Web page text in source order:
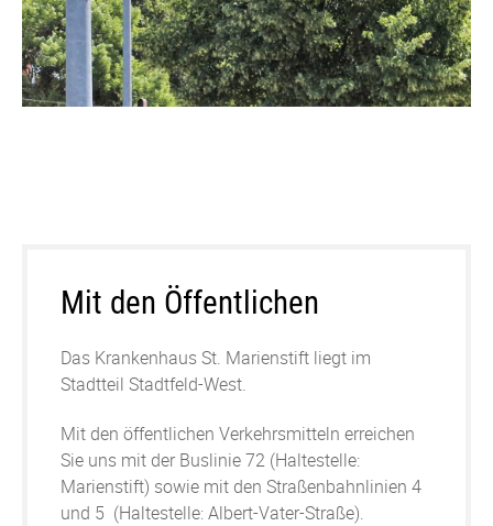
Mit den Öffentlichen
Das Krankenhaus St. Marienstift liegt im
Stadtteil Stadtfeld-West.
Mit den öffentlichen Verkehrsmitteln erreichen
Sie uns mit der Buslinie 72 (Haltestelle:
Marienstift) sowie mit den Straßenbahnlinien 4
und 5 (Haltestelle: Albert-Vater-Straße).